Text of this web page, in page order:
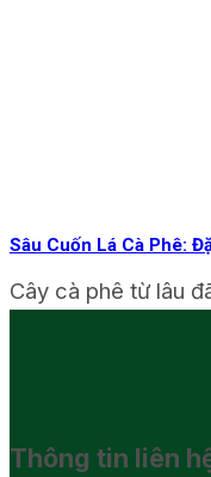
Sâu Cuốn Lá Cà Phê:
Cây cà phê từ lâu
Thông tin liên